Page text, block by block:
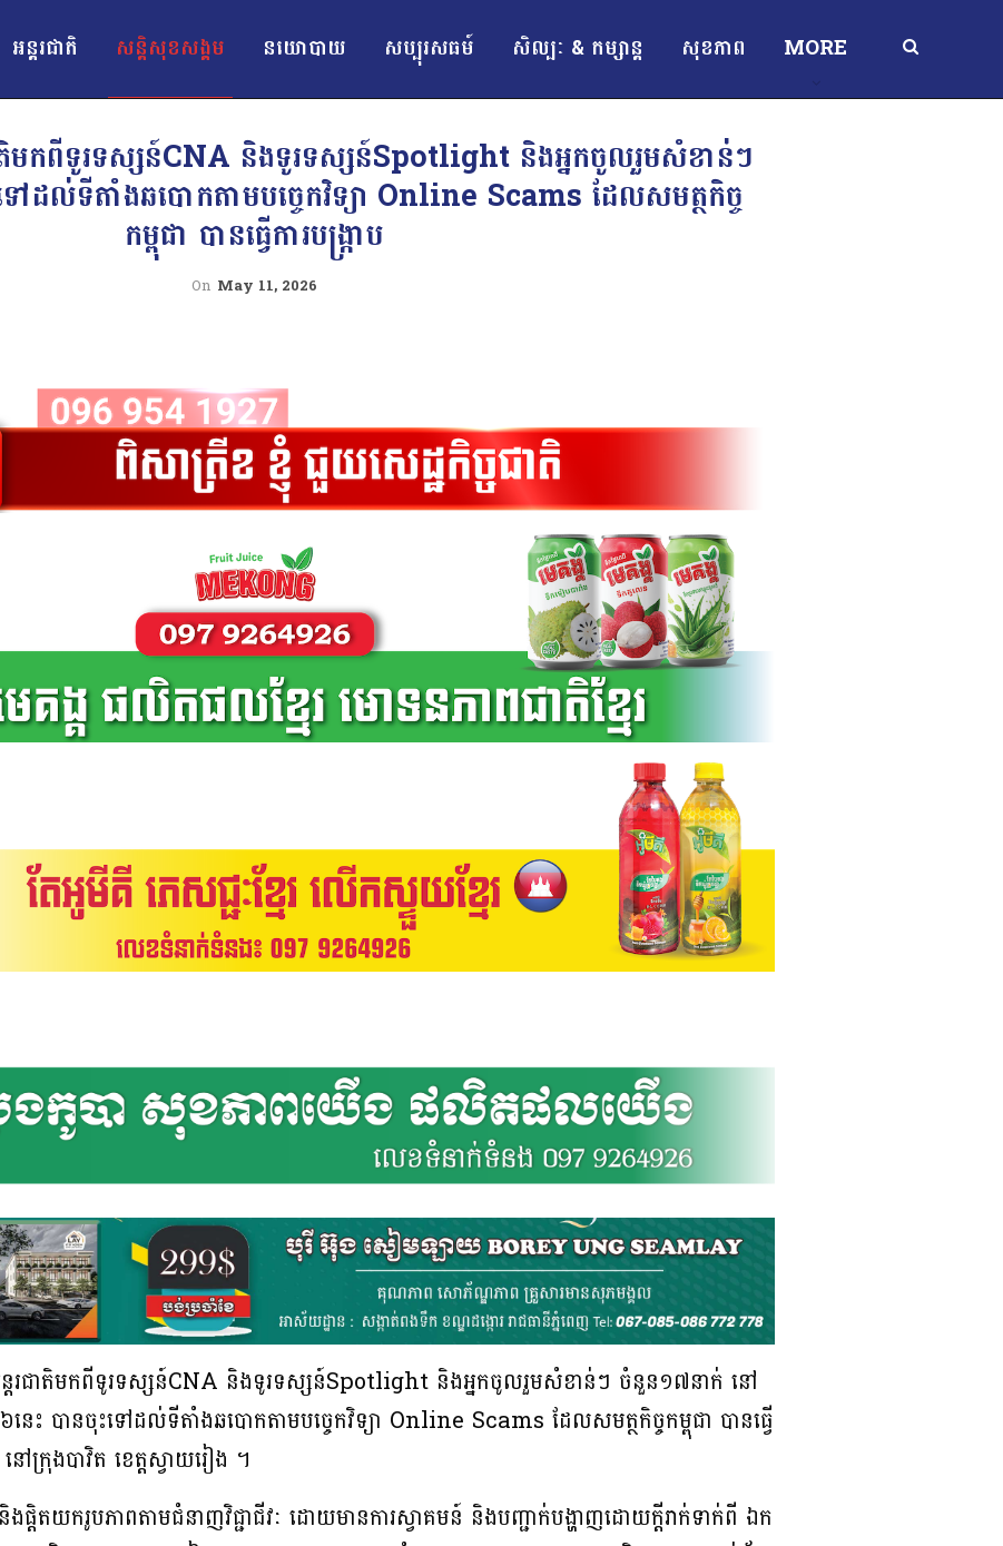
អន្ដរជាតិ សន្តិសុខសង្គម នយោបាយ សប្បុរសធម៍ សិល្បៈ & កម្សាន្ត សុខភាព MORE
ាតិមកពីទូរទស្សន៍CNA និងទូរទស្សន៍Spotlight និងអ្នកចូលរួមសំខាន់ៗ
ដល់ទីតាំងឆបោកតាមបច្ចេកវិទ្យា Online Scams ដែលសមត្ថកិច្ច
កម្ពុជា បានធ្វើការបង្រ្កាប
On May 11, 2026
អន្តរជាតិមកពីទូរទស្សន៍CNA និងទូរទស្សន៍Spotlight និងអ្នកចូលរួមសំខាន់ៗ ចំនួន១៧នាក់ នៅ
េះ បានចុះទៅដល់ទីតាំងឆបោកតាមបច្ចេកវិទ្យា Online Scams ដែលសមត្ថកិច្ចកម្ពុជា បានធ្វើ
នៅក្រុងបាវិត ខេត្តស្វាយរៀង ។
ផ្តិតយករូបភាពតាមជំនាញវិជ្ជាជីវៈ ដោយមានការស្វាគមន៍ និងបញ្ជាក់បង្ហាញដោយក្តីរាក់ទាក់ពី ឯក